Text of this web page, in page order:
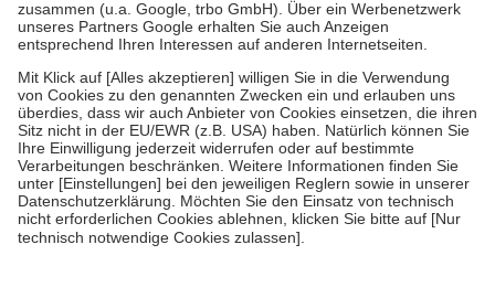
Verordnung.
Um das Engagement der Versicherten für ihre eigene Gesundheit zu
stärken und die besondere Stellung der Familie zu unterstützen,
fallenkeine Zuzahlungenan bei:
• Kindern und Jugendlichen bis zum vollendeten 18. Lebensjahr
mit Ausnahme der Fahrkosten
• Untersuchungen zur Vorsorge und Früherkennung, die von der
GKV getragen werden
• empfohlenen Schutzimpfungen
• Harn- und Blutteststreifen